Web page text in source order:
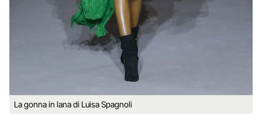
La gonna in lana di Luisa Spagnoli